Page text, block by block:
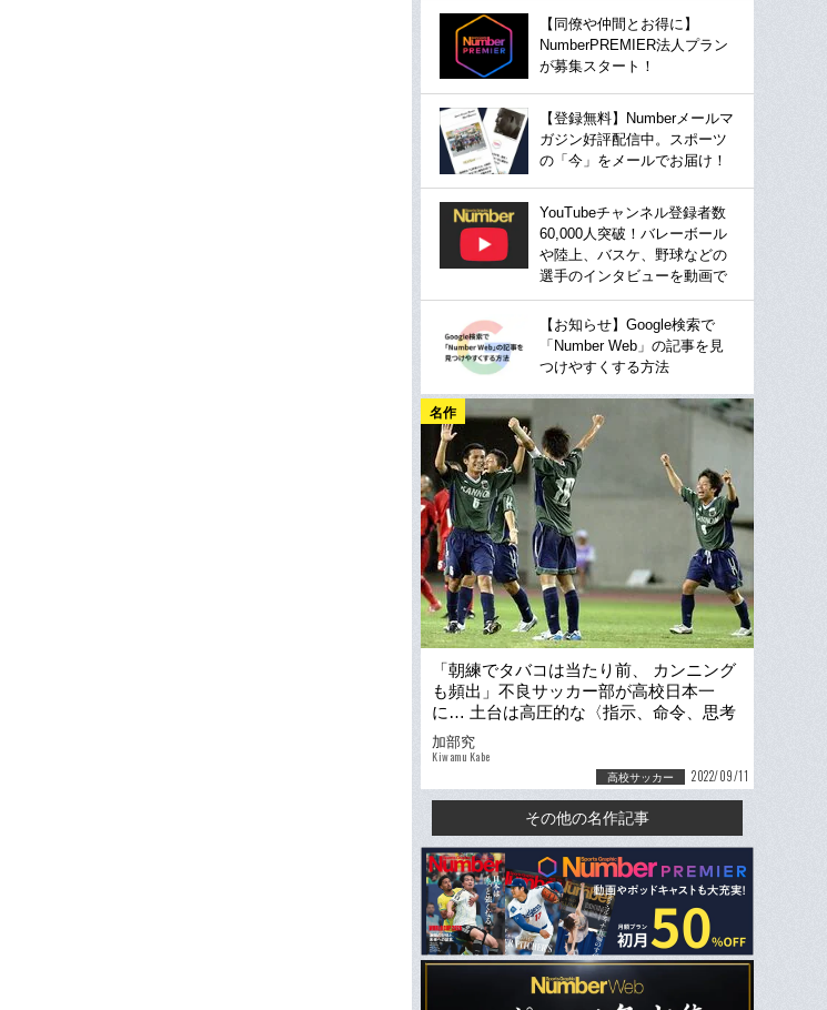
【同僚や仲間とお得に】
NumberPREMIER法人プラン
が募集スタート！
【登録無料】Numberメールマ
ガジン好評配信中。スポーツ
の「今」をメールでお届け！
YouTubeチャンネル登録者数
60,000人突破！バレーボール
や陸上、バスケ、野球などの
選手のインタビューを動画で
【お知らせ】Google検索で
「Number Web」の記事を見
つけやすくする方法
名作
「朝練でタバコは当たり前、 カンニング
も頻出」不良サッカー部が高校日本一
に… 土台は高圧的な〈指示、命令、思考
停止〉からの脱却
加部究
Kiwamu Kabe
高校サッカー 2022/09/11
その他の名作記事